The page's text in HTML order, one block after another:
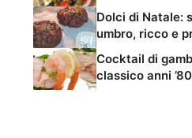
Dolci di Natale:
umbro, ricco e
Cocktail di
classico anni